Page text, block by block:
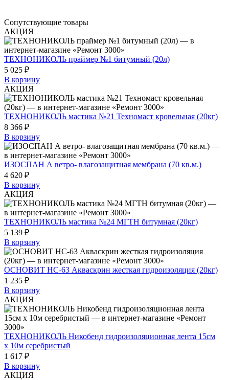
Сопутствующие товары
АКЦИЯ
ТЕХНОНИКОЛЬ праймер №1 битумный (20л)
5 025 ₽
В корзину
АКЦИЯ
ТЕХНОНИКОЛЬ мастика №21 Техномаст кровельная (20кг)
8 366 ₽
В корзину
ИЗОСПАН А ветро- влагозащитная мембрана (70 кв.м.)
4 620 ₽
В корзину
АКЦИЯ
ТЕХНОНИКОЛЬ мастика №24 МГТН битумная (20кг)
5 139 ₽
В корзину
ОСНОВИТ НС-63 Акваскрин жесткая гидроизоляция (20кг)
1 235 ₽
В корзину
АКЦИЯ
ТЕХНОНИКОЛЬ Никобенд гидроизоляционная лента 15см
х 10м серебристый
1 617 ₽
В корзину
АКЦИЯ